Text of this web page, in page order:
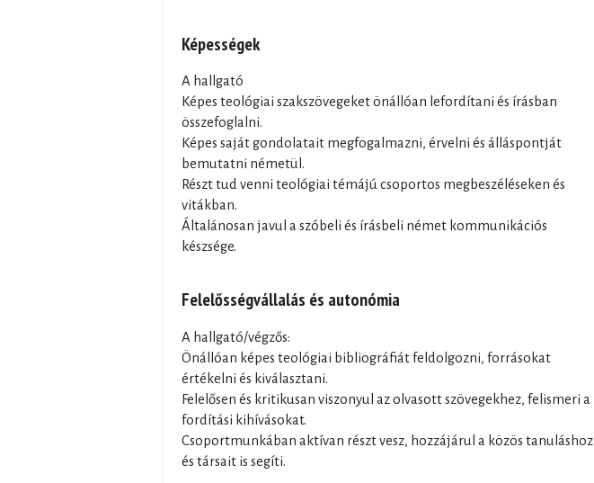
Képességek
A hallgató
Képes teológiai szakszövegeket önállóan lefordítani és írásban
összefoglalni.
Képes saját gondolatait megfogalmazni, érvelni és álláspontját
bemutatni németül.
Részt tud venni teológiai témájú csoportos megbeszéléseken és
vitákban.
Általánosan javul a szóbeli és írásbeli német kommunikációs
készsége.
Felelősségvállalás és autonómia
A hallgató/végzős:
Önállóan képes teológiai bibliográfiát feldolgozni, forrásokat
értékelni és kiválasztani.
Felelősen és kritikusan viszonyul az olvasott szövegekhez, felismeri a
fordítási kihívásokat.
Csoportmunkában aktívan részt vesz, hozzájárul a közös tanuláshoz
és társait is segíti.